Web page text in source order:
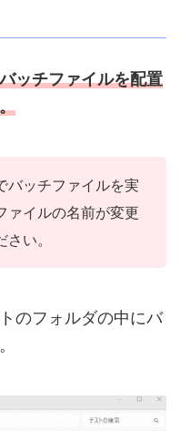
ッチファイルを配置
バッチファイルを実
ァイルの名前が変更
い。
のフォルダの中にバ